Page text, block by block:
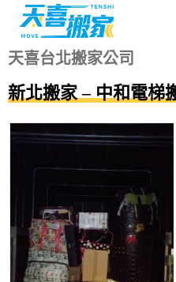
天喜台北搬家公司
新北搬家 – 中和電梯